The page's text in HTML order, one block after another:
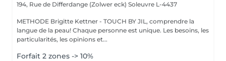
194, Rue de Differdange (Zolwer eck) Soleuvre L-4437
METHODE Brigitte Kettner - TOUCH BY JIL, comprendre la
langue de la peau! Chaque personne est unique. Les besoins, les
particularités, les opinions et...
Forfait 2 zones -> 10%